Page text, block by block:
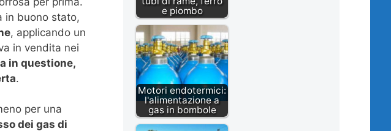
in buono stato,
, applicando un
in vendita nei
in questione,
.
per una
dei gas di
e piombo
Motori endotermici:
l'alimentazione a
gas in bombole